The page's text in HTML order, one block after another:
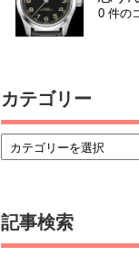
0 件の
カテゴリー
記事検索